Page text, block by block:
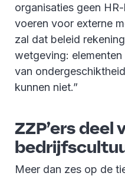
organisaties geen
voeren voor externe
zal dat beleid
wetgeving:
van
kunnen niet.”
ZZP’ers deel
Meer dan zes op de